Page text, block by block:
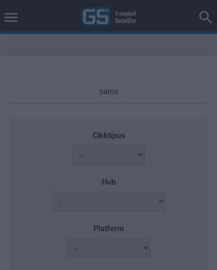
Cikktípus
Hub
Platform